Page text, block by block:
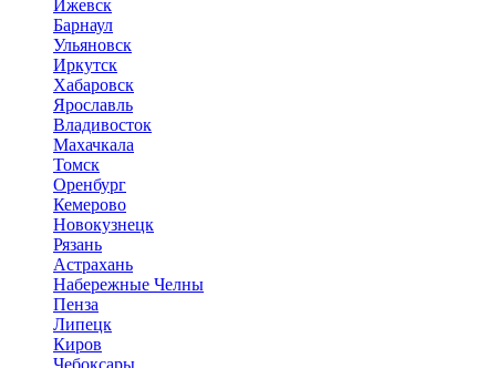
Ижевск
Барнаул
Ульяновск
Иркутск
Хабаровск
Ярославль
Владивосток
Махачкала
Томск
Оренбург
Кемерово
Новокузнецк
Рязань
Астрахань
Набережные Челны
Пенза
Липецк
Киров
Чебоксары